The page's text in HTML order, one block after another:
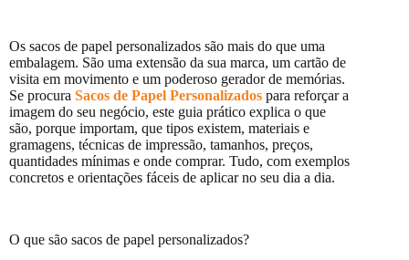
Os sacos de papel personalizados são mais do que uma
embalagem. São uma extensão da sua marca, um cartão de
visita em movimento e um poderoso gerador de memórias.
Se procura Sacos de Papel Personalizados para reforçar a
imagem do seu negócio, este guia prático explica o que
são, porque importam, que tipos existem, materiais e
gramagens, técnicas de impressão, tamanhos, preços,
quantidades mínimas e onde comprar. Tudo, com exemplos
concretos e orientações fáceis de aplicar no seu dia a dia.
O que são sacos de papel personalizados?